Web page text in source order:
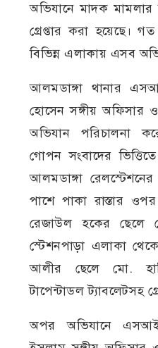
অভিযানে মাদক
গ্রেপ্তার করা হয়েছে।
বিভিন্ন এলাকায় এসব
আলমডাঙ্গা থানার
হোসেন সঙ্গীয় অফিসার
অভিযান পরিচালনা
গোপন সংবাদের
আলমডাঙ্গা
পাশে পাকা রাস্তার
রেজাউল হকের
স্টেশনপাড়া এলাকা
আলীর ছেলে মো.
টাপেন্টাডল ট্যাবলেটসহ
অপর অভিযানে